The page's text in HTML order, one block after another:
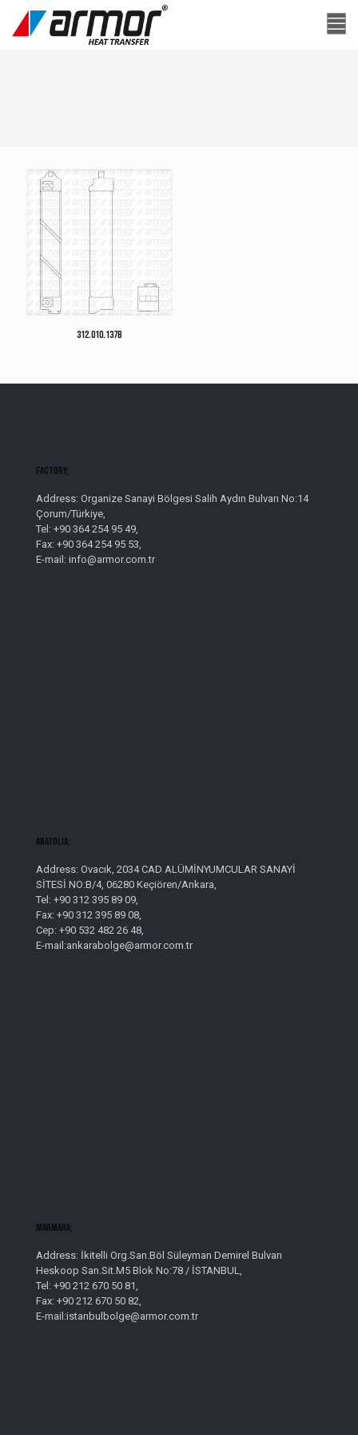
312.010.137B
Factory;
Address: Organize Sanayi Bölgesi Salih Aydın Bulvarı No:14
Çorum/Türkiye,
Tel: +90 364 254 95 49,
Fax: +90 364 254 95 53,
E-mail: info@armor.com.tr
AnatolIa;
Address: Ovacık, 2034 CAD ALÜMİNYUMCULAR SANAYİ
SİTESİ NO:B/4, 06280 Keçiören/Ankara,
Tel: +90 312 395 89 09,
Fax: +90 312 395 89 08,
Cep: +90 532 482 26 48,
E-mail:ankarabolge@armor.com.tr
Marmara;
Address: İkitelli Org.San.Böl Süleyman Demirel Bulvarı
Heskoop San.Sit.M5 Blok No:78 / İSTANBUL,
Tel: +90 212 670 50 81,
Fax: +90 212 670 50 82,
E-mail:istanbulbolge@armor.com.tr